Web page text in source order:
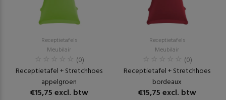
Receptietafels
Meubilair
(0)
Receptietafel + Stretchhoes
appelgroen
€15,75 excl. btw
Receptietafels
Meubilair
(0)
Receptietafel + Stretchhoes
bordeaux
€15,75 excl. btw